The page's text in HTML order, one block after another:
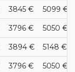
3845 € 5099 €
3796 € 5050 €
3894 € 5148 €
3796 € 5050 €